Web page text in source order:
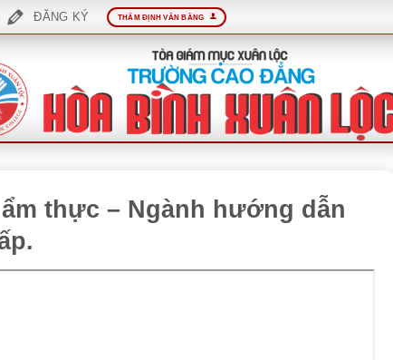
ĐĂNG KÝ THẨM ĐỊNH VĂN BẰNG
thực – Ngành hướng dẫn